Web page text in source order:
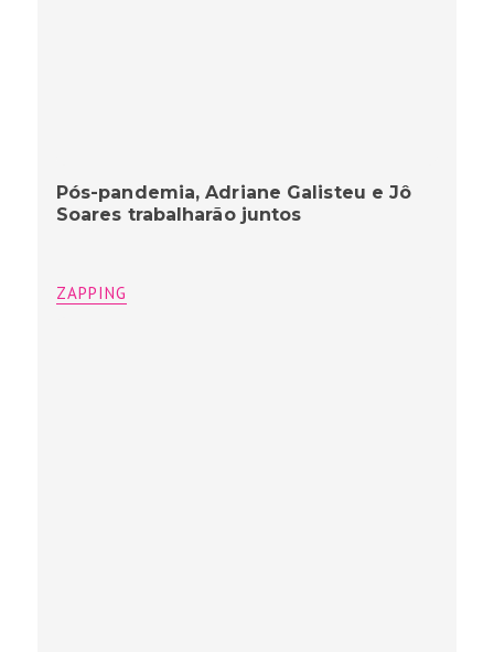
Pós-pandemia, Adriane Galisteu e Jô
Soares trabalharão juntos
ZAPPING